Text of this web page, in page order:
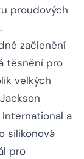
proudových
začlenění
těsnění pro
velkých
International a
silikonová
pro